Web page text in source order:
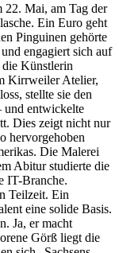
22. Mai, am Tag der
Ein Euro geht
Pinguinen gehörte
engagiert sich auf
Künstlerin
Kirrweiler Atelier,
stellte sie den
und entwickelte
Dies zeigt nicht nur
hervorgehoben
Die Malerei
Abitur studierte die
IT-Branche.
Teilzeit. Ein
eine solide Basis.
Ja, er macht
Görß liegt die